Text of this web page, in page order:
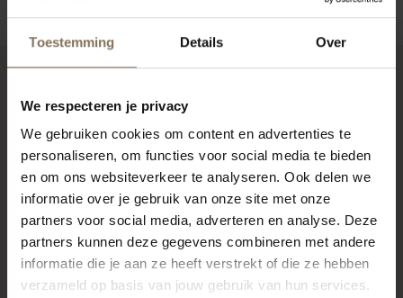
Toestemming Details Over
We respecteren je privacy
We gebruiken cookies om content en advertenties te
personaliseren, om functies voor social media te bieden
en om ons websiteverkeer te analyseren. Ook delen we
informatie over je gebruik van onze site met onze
partners voor social media, adverteren en analyse. Deze
partners kunnen deze gegevens combineren met andere
informatie die je aan ze heeft verstrekt of die ze hebben
verzameld op basis van jouw gebruik van hun services.
RECENT BEKEKEN